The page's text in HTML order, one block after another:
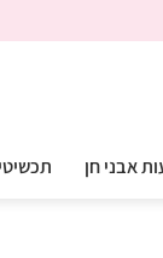
אבני חן